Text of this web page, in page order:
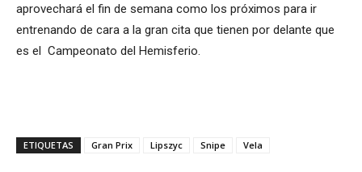
aprovechará el fin de semana como los próximos para ir
entrenando de cara a la gran cita que tienen por delante que
es el Campeonato del Hemisferio.
ETIQUETAS Gran Prix Lipszyc Snipe Vela